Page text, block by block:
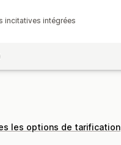
incitatives intégrées
les options de tarification